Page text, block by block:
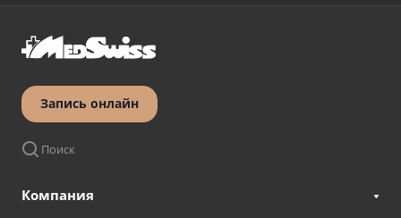
Запись онлайн
Поиск
Компания